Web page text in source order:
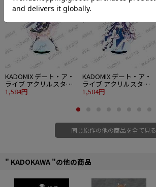
KADOMIX デート・ア・
ライブ アクリルスタン
ド 夜刀神十香 みやま零
1,584円
KADOMIX デート・ア・
ライブ アクリルスタン
ド 夜刀神十香 るろお
1,584円
同じ原作の他の商品を全て見る
" KADOKAWA "の他の商品